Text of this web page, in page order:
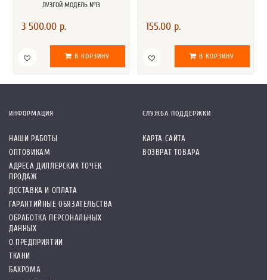
ЛУЗГОЙ МОДЕЛЬ №13
3 500.00 р.
В КОРЗИНУ
155.00 р.
В КОРЗИНУ
ИНФОРМАЦИЯ
НАШИ РАБОТЫ
ОПТОВИКАМ
АДРЕСА ДИЛЛЕРСКИХ ТОЧЕК
ПРОДАЖ
ДОСТАВКА И ОПЛАТА
ГАРАНТИЙНЫЕ ОБЯЗАТЕЛЬСТВА
ОБРАБОТКА ПЕРСОНАЛЬНЫХ
ДАННЫХ
О ПРЕДПРИЯТИИ
ТКАНИ
БАХРОМА
СЛУЖБА ПОДДЕРЖКИ
КАРТА САЙТА
ВОЗВРАТ ТОВАРА